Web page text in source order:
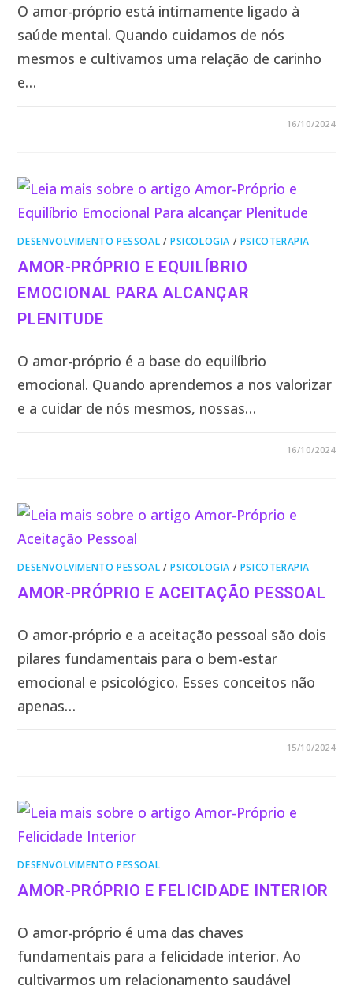
O amor-próprio está intimamente ligado à
saúde mental. Quando cuidamos de nós
mesmos e cultivamos uma relação de carinho
e…
16/10/2024
DESENVOLVIMENTO PESSOAL /PSICOLOGIA / PSICOTERAPIA
AMOR-PRÓPRIO E EQUILÍBRIO
EMOCIONAL PARA ALCANÇAR
PLENITUDE
O amor-próprio é a base do equilíbrio
emocional. Quando aprendemos a nos valorizar
e a cuidar de nós mesmos, nossas…
16/10/2024
DESENVOLVIMENTO PESSOAL /PSICOLOGIA / PSICOTERAPIA
AMOR-PRÓPRIO E ACEITAÇÃO PESSOAL
O amor-próprio e a aceitação pessoal são dois
pilares fundamentais para o bem-estar
emocional e psicológico. Esses conceitos não
apenas…
15/10/2024
DESENVOLVIMENTO PESSOAL
AMOR-PRÓPRIO E FELICIDADE INTERIOR
O amor-próprio é uma das chaves
fundamentais para a felicidade interior. Ao
cultivarmos um relacionamento saudável